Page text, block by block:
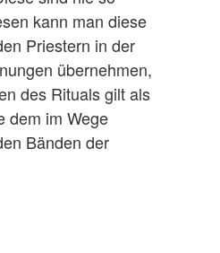
kann man diese
Priestern in der
übernehmen,
des Rituals gilt als
dem im Wege
Bänden der